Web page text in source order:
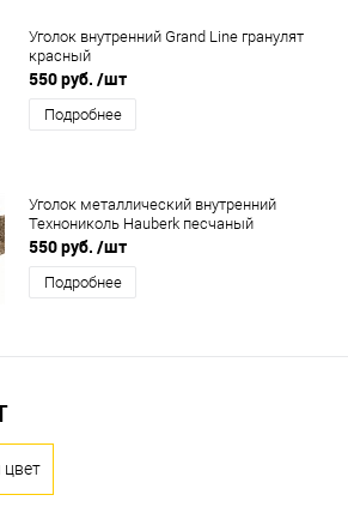
Уголок внутренний Grand Line гранулят
красный
550 руб. /шт
Подробнее
Уголок металлический внутренний
Технониколь Hauberk песчаный
550 руб. /шт
Подробнее